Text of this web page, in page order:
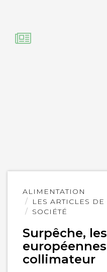
ALIMENTATION
LES ARTICLES
SOCIÉTÉ
Surpêche,
collimateur
Lire
l'article